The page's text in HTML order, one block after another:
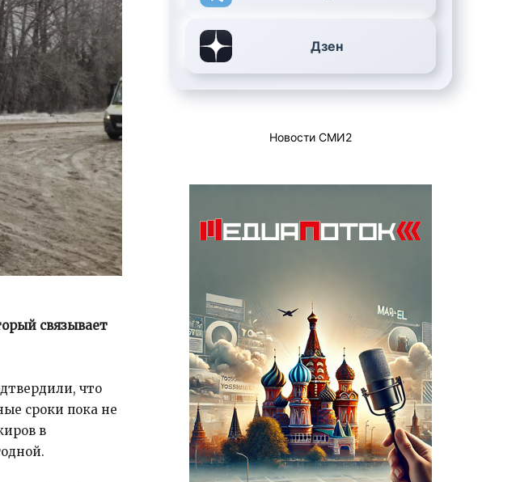
связывает
что
сроки пока не
в
Дзен
Новости СМИ2